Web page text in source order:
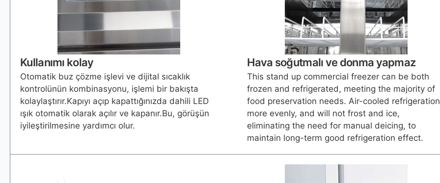
Kullanımı kolay
Otomatik buz çözme işlevi ve dijital sıcaklık
kontrolünün kombinasyonu, işlemi bir bakışta
kolaylaştırır.Kapıyı açıp kapattığınızda dahili LED
ışık otomatik olarak açılır ve kapanır.Bu, görüşün
iyileştirilmesine yardımcı olur.
Hava soğutmalı ve donma yapmaz
This stand up commercial freezer can be both
frozen and refrigerated, meeting the majority of
food preservation needs. Air-cooled refrigeration
more evenly, and will not frost and ice,
eliminating the need for manual deicing, to
maintain long-term good refrigeration effect.